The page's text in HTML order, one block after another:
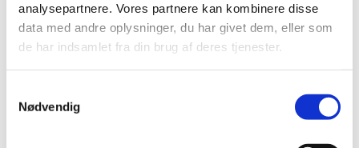
analysepartnere. Vores partnere kan kombinere disse
data med andre oplysninger, du har givet dem, eller som
de har indsamlet fra din brug af deres tjenester.
Nødvendig